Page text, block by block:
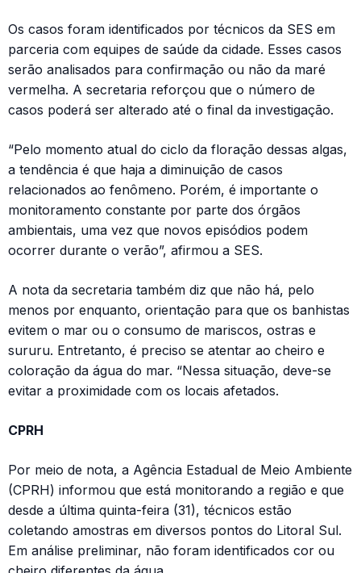
Os casos foram identificados por técnicos da SES em
parceria com equipes de saúde da cidade. Esses casos
serão analisados para confirmação ou não da maré
vermelha. A secretaria reforçou que o número de
casos poderá ser alterado até o final da investigação.
“Pelo momento atual do ciclo da floração dessas algas,
a tendência é que haja a diminuição de casos
relacionados ao fenômeno. Porém, é importante o
monitoramento constante por parte dos órgãos
ambientais, uma vez que novos episódios podem
ocorrer durante o verão”, afirmou a SES.
A nota da secretaria também diz que não há, pelo
menos por enquanto, orientação para que os banhistas
evitem o mar ou o consumo de mariscos, ostras e
sururu. Entretanto, é preciso se atentar ao cheiro e
coloração da água do mar. “Nessa situação, deve-se
evitar a proximidade com os locais afetados.
CPRH
Por meio de nota, a Agência Estadual de Meio Ambiente
(CPRH) informou que está monitorando a região e que
desde a última quinta-feira (31), técnicos estão
coletando amostras em diversos pontos do Litoral Sul.
Em análise preliminar, não foram identificados cor ou